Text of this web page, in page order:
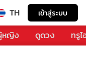
TH เข้าสู่ระบบ
หญิง ดูดวง ทรู